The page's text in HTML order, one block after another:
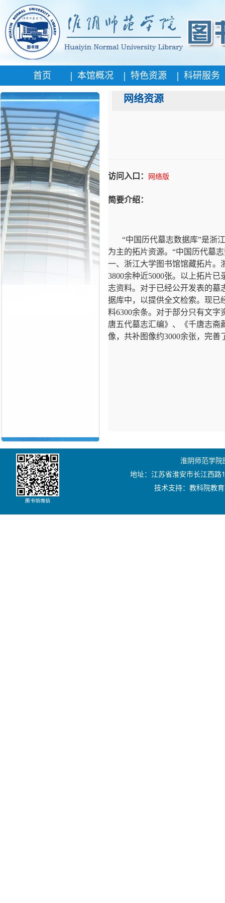
首页 | 本馆概况 | 特色资源 | 科研服务
网络资源
访问入口： 网络版
简要介绍：
“中国历代墓志数据库”是浙
为主的拓片资源。“中国历代墓
一、浙江大学图书馆馆藏拓片。
3800余种近5000张。以上拓片已
志资料。对于已经公开发表的墓
据库中，以提供全文检索。现已
料6300余条。对于部分只有文字
唐五代墓志汇编》、《千唐志斋
像，共补图像约3000余张，完善
淮阴师范学
地址：江苏省淮安市长江西
技术支持：教科院教